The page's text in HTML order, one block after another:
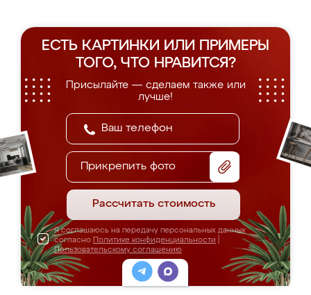
ЕСТЬ КАРТИНКИ ИЛИ ПРИМЕРЫ
ТОГО, ЧТО НРАВИТСЯ?
Присылайте — сделаем также или
лучше!
Прикрепить фото
Рассчитать стоимость
Я соглашаюсь на передачу персональных данных
согласно Политике конфиденциальности
Пользовательскому соглашению